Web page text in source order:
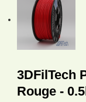
3DFilTech
Rouge -